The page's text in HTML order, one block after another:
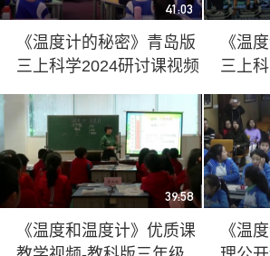
41:03
《温度计的秘密》青岛版
三上科学2024研讨课视频
《温
三上
录视频
39:58
《温度和温度计》优质课
《温